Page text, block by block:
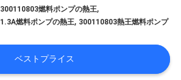
300110803燃料ポンプの熱王,
1.3A燃料ポンプの熱王, 300110803熱王燃料ポンプ
ベストプライス